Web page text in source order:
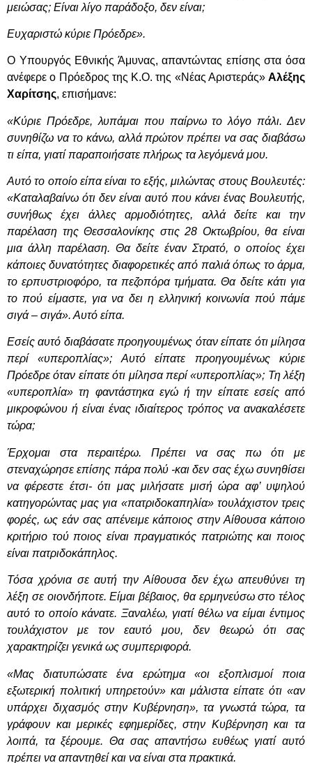
μειώσας; Είναι λίγο παράδοξο, δεν είναι;
Ευχαριστώ κύριε Πρόεδρε».
Ο Υπουργός Εθνικής Άμυνας, απαντώντας επίσης στα όσα
ανέφερε ο Πρόεδρος της Κ.Ο. της «Νέας Αριστεράς» Αλέξης
Χαρίτσης, επισήμανε:
«Κύριε Πρόεδρε, λυπάμαι που παίρνω το λόγο πάλι. Δεν
συνηθίζω να το κάνω, αλλά πρώτον πρέπει να σας διαβάσω
τι είπα, γιατί παραποιήσατε πλήρως τα λεγόμενά μου.
Αυτό το οποίο είπα είναι το εξής, μιλώντας στους Βουλευτές:
«Καταλαβαίνω ότι δεν είναι αυτό που κάνει ένας Βουλευτής,
συνήθως έχει άλλες αρμοδιότητες, αλλά δείτε και την
παρέλαση της Θεσσαλονίκης στις 28 Οκτωβρίου, θα είναι
μια άλλη παρέλαση. Θα δείτε έναν Στρατό, ο οποίος έχει
κάποιες δυνατότητες διαφορετικές από παλιά όπως το άρμα,
το ερπυστριοφόρο, τα πεζοπόρα τμήματα. Θα δείτε κάτι για
το πού είμαστε, για να δει η ελληνική κοινωνία πού πάμε
σιγά – σιγά». Αυτό είπα.
Εσείς αυτό διαβάσατε προηγουμένως όταν είπατε ότι μίλησα
περί «υπεροπλίας»; Αυτό είπατε προηγουμένως κύριε
Πρόεδρε όταν είπατε ότι μίλησα περί «υπεροπλίας»; Τη λέξη
«υπεροπλία» τη φαντάστηκα εγώ ή την είπατε εσείς από
μικροφώνου ή είναι ένας ιδιαίτερος τρόπος να ανακαλέσετε
τώρα;
Έρχομαι στα περαιτέρω. Πρέπει να σας πω ότι με
στεναχώρησε επίσης πάρα πολύ -και δεν σας έχω συνηθίσει
να φέρεστε έτσι- ότι μας μιλήσατε μισή ώρα αφ’ υψηλού
κατηγορώντας μας για «πατριδοκαπηλία» τουλάχιστον τρεις
φορές, ως εάν σας απένειμε κάποιος στην Αίθουσα κάποιο
κριτήριο τού ποιος είναι πραγματικός πατριώτης και ποιος
είναι πατριδοκάπηλος.
Τόσα χρόνια σε αυτή την Αίθουσα δεν έχω απευθύνει τη
λέξη σε οιονδήποτε. Είμαι βέβαιος, θα ερμηνεύσω στο τέλος
αυτό το οποίο κάνατε. Ξαναλέω, γιατί θέλω να είμαι έντιμος
τουλάχιστον με τον εαυτό μου, δεν θεωρώ ότι σας
χαρακτηρίζει γενικά ως συμπεριφορά.
«Μας διατυπώσατε ένα ερώτημα «οι εξοπλισμοί ποια
εξωτερική πολιτική υπηρετούν» και μάλιστα είπατε ότι «αν
υπάρχει διχασμός στην Κυβέρνηση», τα γνωστά τώρα, τα
γράφουν και μερικές εφημερίδες, στην Κυβέρνηση και τα
λοιπά, τα ξέρουμε. Θα σας απαντήσω ευθέως γιατί αυτό
πρέπει να απαντηθεί και να είναι στα πρακτικά.